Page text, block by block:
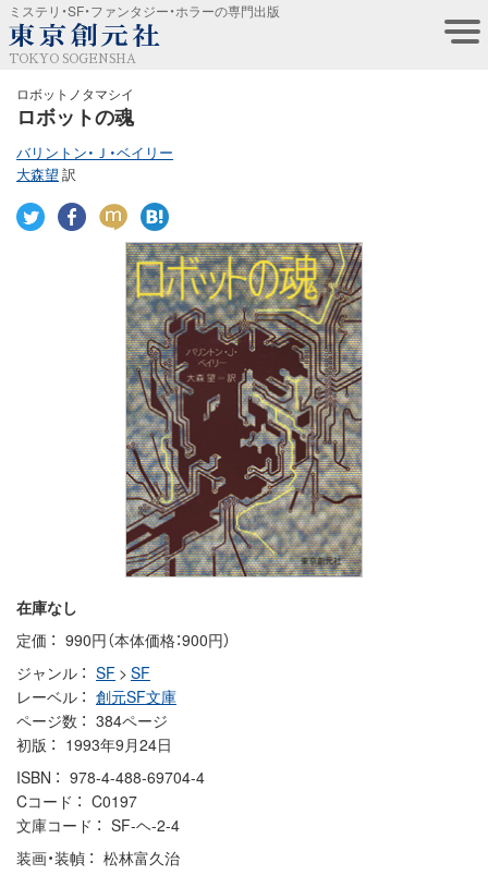
ミステリ・SF・ファンタジー・ホラーの専門出版
TOKYO SOGENSHA
ロボットノタマシイ
ロボットの魂
バリントン・Ｊ・ベイリー
大森望 訳
在庫なし
定価
990円（本体価格：900円）
ジャンル
SF > SF
レーベル
創元SF文庫
ページ数
384ページ
初版
1993年9月24日
ISBN
978-4-488-69704-4
Cコード
C0197
文庫コード
SF-ヘ-2-4
装画・装幀
松林富久治